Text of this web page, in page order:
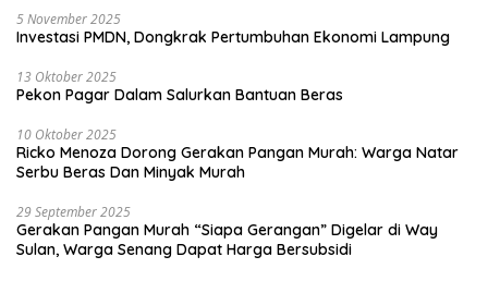
5 November 2025
Investasi PMDN, Dongkrak Pertumbuhan Ekonomi Lampung
13 Oktober 2025
Pekon Pagar Dalam Salurkan Bantuan Beras
10 Oktober 2025
Ricko Menoza Dorong Gerakan Pangan Murah: Warga Natar
Serbu Beras Dan Minyak Murah
29 September 2025
Gerakan Pangan Murah “Siapa Gerangan” Digelar di Way
Sulan, Warga Senang Dapat Harga Bersubsidi